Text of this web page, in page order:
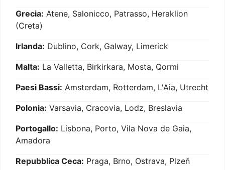
Grecia: Atene, Salonicco, Patrasso, Heraklion
(Creta)
Irlanda: Dublino, Cork, Galway, Limerick
Malta: La Valletta, Birkirkara, Mosta, Qormi
Paesi Bassi: Amsterdam, Rotterdam, L'Aia, Utrecht
Polonia: Varsavia, Cracovia, Lodz, Breslavia
Portogallo: Lisbona, Porto, Vila Nova de Gaia,
Amadora
Repubblica Ceca: Praga, Brno, Ostrava, Plzeň